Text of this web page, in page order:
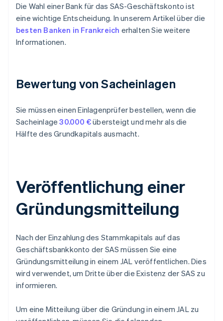
Die Wahl einer Bank für das SAS-Geschäftskonto ist
eine wichtige Entscheidung. In unserem Artikel über die
besten Banken in Frankreich erhalten Sie weitere
Informationen.
Bewertung von Sacheinlagen
Sie müssen einen Einlagenprüfer bestellen, wenn die
Sacheinlage30.000 €übersteigt und mehr als die
Hälfte des Grundkapitals ausmacht.
Veröffentlichung einer
Gründungsmitteilung
Nach der Einzahlung des Stammkapitals auf das
Geschäftsbankkonto der SAS müssen Sie eine
Gründungsmitteilung in einem JAL veröffentlichen. Dies
wird verwendet, um Dritte über die Existenz der SAS zu
informieren.
Um eine Mitteilung über die Gründung in einem JAL zu